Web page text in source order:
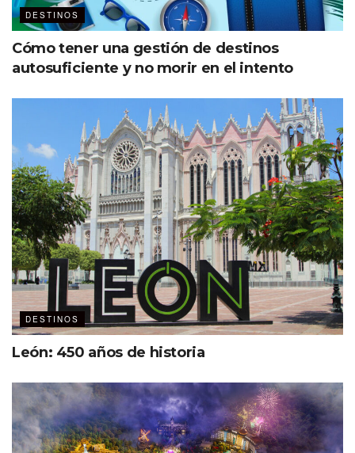
DESTINOS
Cómo tener una gestión de destinos
autosuficiente y no morir en el intento
DESTINOS
León: 450 años de historia